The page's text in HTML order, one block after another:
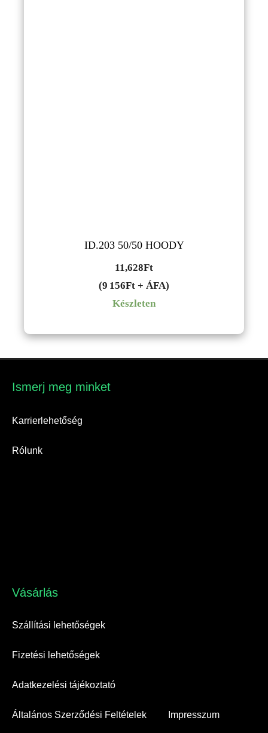
ID.203 50/50 HOODY
11,628Ft
(9 156Ft + ÁFA)
Készleten
Ismerj meg minket​
Karrierlehetőség
Rólunk
Vásárlás​
Szállítási lehetőségek
Fizetési lehetőségek
Adatkezelési tájékoztató
Általános Szerződési Feltételek Impresszum